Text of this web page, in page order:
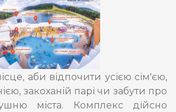
аби відпочити усією сім'єю,
закоханій парі чи забути про
міста. Комплекс дійсно